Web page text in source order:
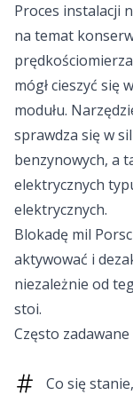
Proces instalacji
na temat
mógł cieszyć się
modułu.
sprawdza się w
benzynowych, a
elektrycznych
elektrycznych.
Blokadę mil
aktywować i
niezależnie od
stoi.
Często
Co się